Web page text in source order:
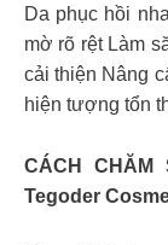
Da phục hồi
mờ rõ rệt Làm
cải thiện Nâng
hiện tượng tổn
CÁCH CHĂM
Tegoder